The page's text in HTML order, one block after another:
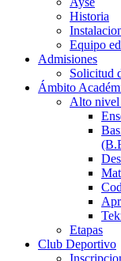
Historia
Equipo
Admisiones
Solicitud
Ámbito
Alto nivel
Etapas
Club Deportivo